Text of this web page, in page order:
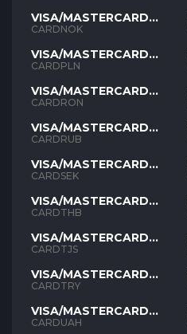
VISA/MASTERCARD
NOK
CARDNOK
VISA/MASTERCARD
PLN
CARDPLN
VISA/MASTERCARD
RON
CARDRON
VISA/MASTERCARD
RUB
CARDRUB
VISA/MASTERCARD
SEK
CARDSEK
VISA/MASTERCARD
THB
CARDTHB
VISA/MASTERCARD
TJS
CARDTJS
VISA/MASTERCARD
TYR
CARDTRY
VISA/MASTERCARD
UAH
CARDUAH